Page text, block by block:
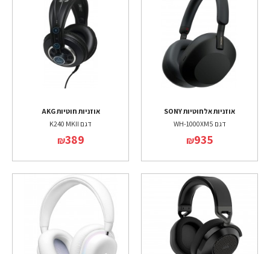
אוזניות אלחוטיות SONY
דגם WH-1000XM5
₪935
אוזניות חוטיות AKG
דגם K240 MKII
₪389